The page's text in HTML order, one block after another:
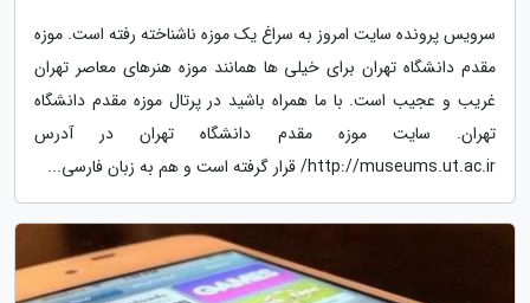
سرویس پرونده سایت امروز به سراغ یک موزه ناشناخته رفته است. موزه
مقدم دانشگاه تهران برای خیلی ها همانند موزه هنرهای معاصر تهران
غریب و عجیب است. با ما همراه باشید در پرتال موزه مقدم دانشگاه
تهران. سایت موزه مقدم دانشگاه تهران در آدرس
http://museums.ut.ac.ir/ قرار گرفته است و هم به زبان فارسی...